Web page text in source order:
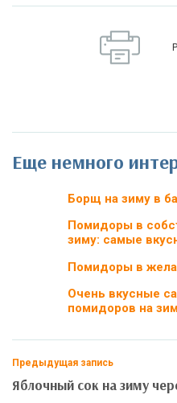
Еще немного
Борщ на зиму в
Помидоры в
зиму: самые
Помидоры в
Очень вкусные
помидоров на
Предыдущая запись
Яблочный сок на зиму